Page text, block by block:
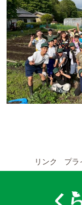
留学の申し込み
通年コース
週末コース
短期コース
週末コース
短期コース
リンク プラ